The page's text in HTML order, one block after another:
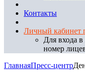
Контакты
Личный кабинет
Для входа
номер
ГлавнаяПресс-центр